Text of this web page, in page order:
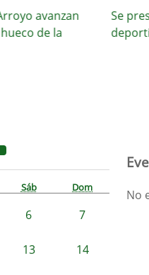
avanzan
de la
Se
deportivo
Sáb Dom
6 7
13 14
No